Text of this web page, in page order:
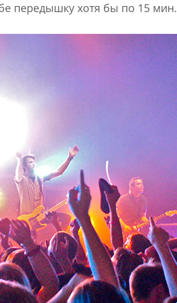
передышку хотя бы по 15